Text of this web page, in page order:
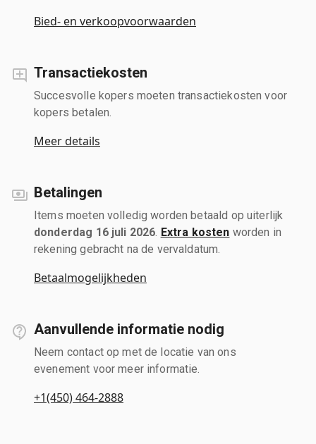
Bied- en verkoopvoorwaarden
Transactiekosten
Succesvolle kopers moeten transactiekosten voor
kopers betalen.
Meer details
Betalingen
Items moeten volledig worden betaald op uiterlijk
donderdag 16 juli 2026 Extra kosten worden in
rekening gebracht na de vervaldatum.
Betaalmogelijkheden
Aanvullende informatie nodig
Neem contact op met de locatie van ons
evenement voor meer informatie.
+1(450) 464-2888